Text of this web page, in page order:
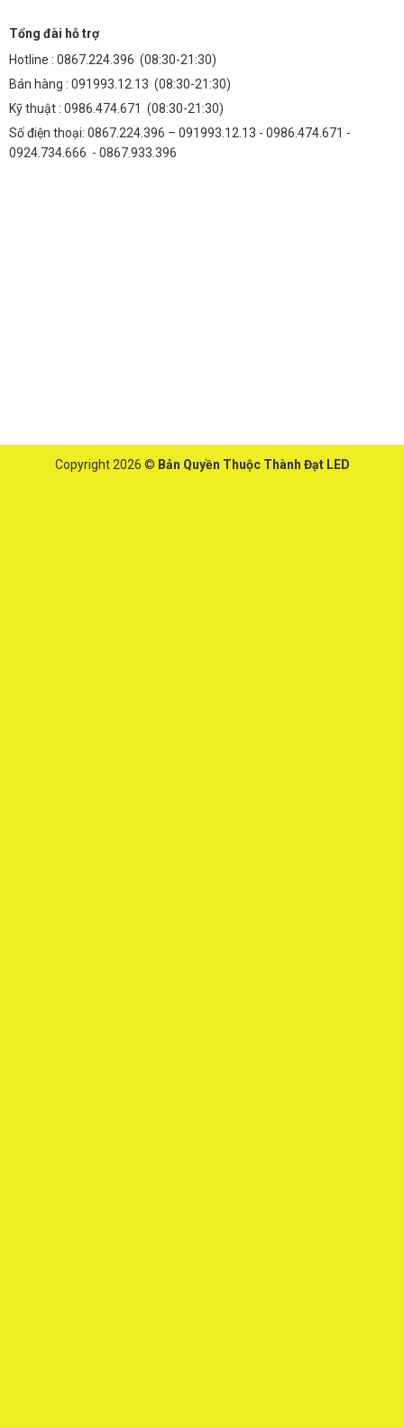
Tổng đài hỗ trợ
Hotline : 0867.224.396 (08:30-21:30)
Bán hàng : 091993.12.13 (08:30-21:30)
Kỹ thuật : 0986.474.671 (08:30-21:30)
Số điện thoại: 0867.224.396 – 091993.12.13 - 0986.474.671 -
0924.734.666 - 0867.933.396
Copyright 2026 © Bản Quyền Thuộc Thành Đạt LED